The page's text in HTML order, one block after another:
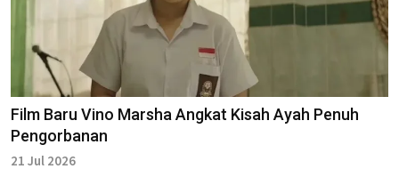
Film Baru Vino Marsha Angkat Kisah Ayah Penuh
Pengorbanan
21 Jul 2026